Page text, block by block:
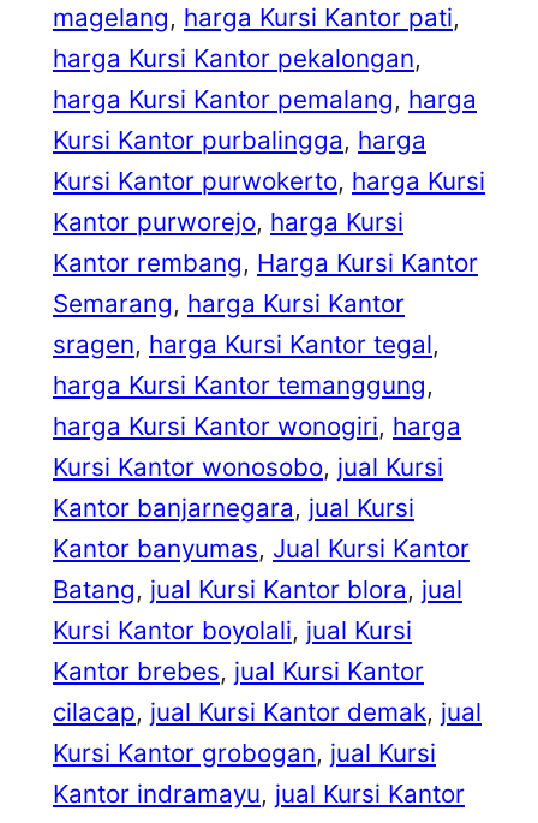
magelang, harga Kursi Kantor pati
harga Kursi Kantor pekalongan
harga Kursi Kantor pemalang, harga
Kursi Kantor purbalingga, harga
Kursi Kantor purwokerto, harga Kursi
Kantor purworejo, harga Kursi
Kantor rembang, Harga Kursi Kantor
Semarang, harga Kursi Kantor
sragen, harga Kursi Kantor tegal
harga Kursi Kantor temanggung
harga Kursi Kantor wonogiri, harga
Kursi Kantor wonosobo, jual Kursi
Kantor banjarnegara, jual Kursi
Kantor banyumas, Jual Kursi Kantor
Batang, jual Kursi Kantor blora, jual
Kursi Kantor boyolali, jual Kursi
Kantor brebes, jual Kursi Kantor
cilacap, jual Kursi Kantor demak, jual
Kursi Kantor grobogan, jual Kursi
Kantor indramayu, jual Kursi Kantor